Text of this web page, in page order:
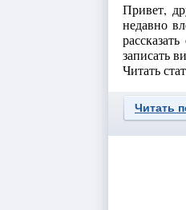
Привет,
недавно
записать
Читать
Читать